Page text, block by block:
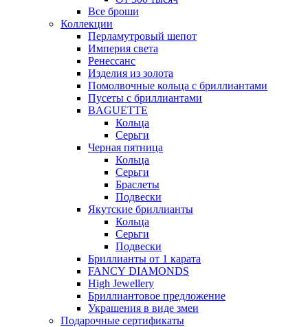
Все броши
Коллекции
Перламутровый шепот
Империя света
Ренессанс
Изделия из золота
Помолвочные кольца с бриллиантами
Пусеты с бриллиантами
BAGUETTE
Кольца
Серьги
Черная пятница
Кольца
Серьги
Браслеты
Подвески
Якутские бриллианты
Кольца
Серьги
Подвески
Бриллианты от 1 карата
FANCY DIAMONDS
High Jewellery
Бриллиантовое предложение
Украшения в виде змеи
Подарочные сертификаты